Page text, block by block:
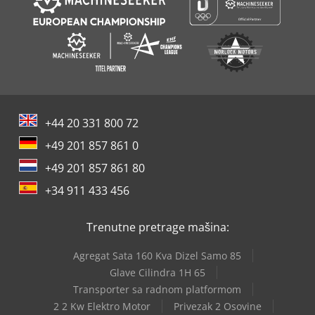
stanju i predstavlja praktičan izbor za firme kojima je
potrebna pouzdanost u voznom parku. Prodaja isključivo
pravnim licima (poljoprivreda, slobodna zanimanja, mala i
velika preduzeća) ili za izvoz. Zadržavamo pravo na greške i
prethodnu prodaju.
+44 20 331 800 72
+49 201 857 861 0
+49 201 857 861 80
+34 911 433 456
Trenutne pretrage mašina:
Agregat Sata 160 Kva Dizel Samo 85
Glave Cilindra 1H 65
Transporter sa radnom platformom
2 2 Kw Elektro Motor
Privezak 2 Osovine